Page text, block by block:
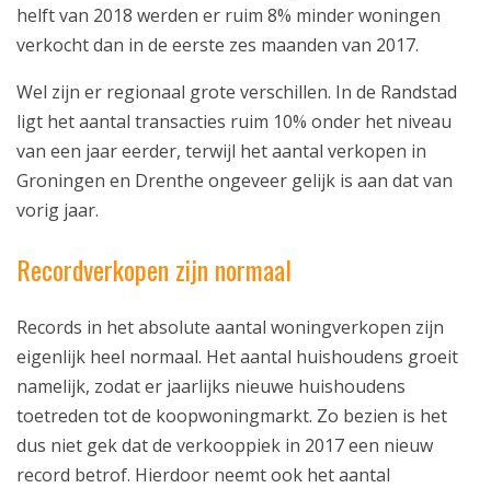
helft van 2018 werden er ruim 8% minder woningen
verkocht dan in de eerste zes maanden van 2017.
Wel zijn er regionaal grote verschillen. In de Randstad
ligt het aantal transacties ruim 10% onder het niveau
van een jaar eerder, terwijl het aantal verkopen in
Groningen en Drenthe ongeveer gelijk is aan dat van
vorig jaar.
Recordverkopen zijn normaal
Records in het absolute aantal woningverkopen zijn
eigenlijk heel normaal. Het aantal huishoudens groeit
namelijk, zodat er jaarlijks nieuwe huishoudens
toetreden tot de koopwoningmarkt. Zo bezien is het
dus niet gek dat de verkooppiek in 2017 een nieuw
record betrof. Hierdoor neemt ook het aantal